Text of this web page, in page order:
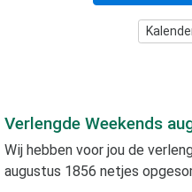
Verlengde Weekends
Wij hebben voor jou de
augustus 1856 netjes